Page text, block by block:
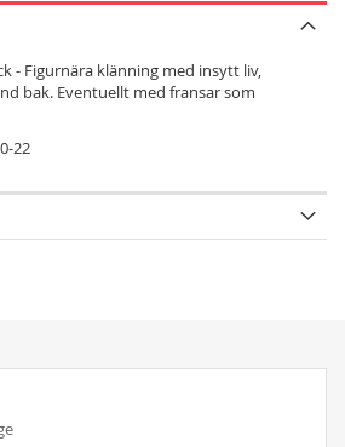
- Figurnära klänning med insytt liv,
bak. Eventuellt med fransar som
22